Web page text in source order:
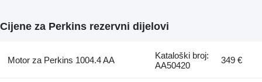
Cijene za Perkins rezervni dijelovi
Motor za Perkins 1004.4 AA
Kataloški broj:
AA50420
349 €